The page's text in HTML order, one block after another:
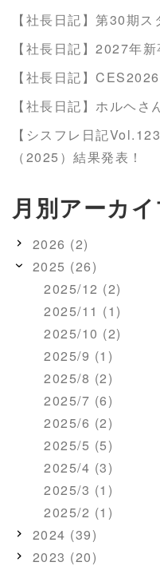
【社長日記】第30期ス
【社長日記】2027年
【社長日記】CES2026
【社長日記】ホルヘさ
【シスフレ日記
（2025）結果発表！
月別アーカ
2026 (2)
2025 (26)
2025/12 (2)
2025/11 (1)
2025/10 (2)
2025/9 (1)
2025/8 (2)
2025/7 (6)
2025/6 (2)
2025/5 (5)
2025/4 (3)
2025/3 (1)
2025/2 (1)
2024 (39)
2023 (20)